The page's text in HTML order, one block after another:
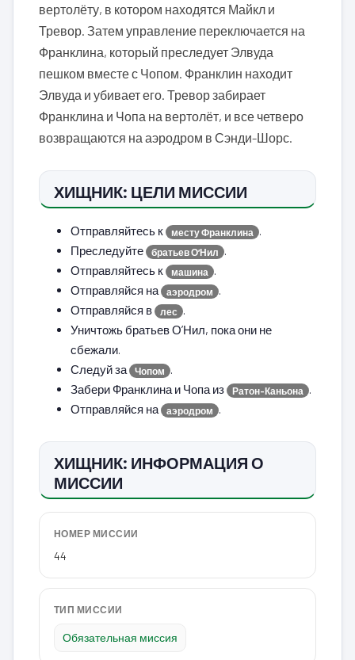
вертолёту, в котором находятся Майкл и
Тревор. Затем управление переключается на
Франклина, который преследует Элвуда
пешком вместе с Чопом. Франклин находит
Элвуда и убивает его. Тревор забирает
Франклина и Чопа на вертолёт, и все четверо
возвращаются на аэродром в Сэнди-Шорс.
ХИЩНИК: ЦЕЛИ МИССИИ
Отправляйтесь к месту Франклина
.
Преследуйте
братьев О’Нил
.
Отправляйтесь к
машина
.
Отправляйся на
аэродром
.
Отправляйся в
лес
.
Уничтожь братьев О’Нил, пока они не
сбежали.
Следуй за
Чопом
.
Забери Франклина и Чопа из
Ратон-Каньона
.
Отправляйся на
аэродром .
ХИЩНИК: ИНФОРМАЦИЯ О
МИССИИ
НОМЕР МИССИИ
44
ТИП МИССИИ
Обязательная миссия